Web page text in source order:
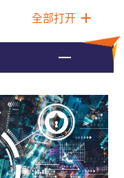
全部打开